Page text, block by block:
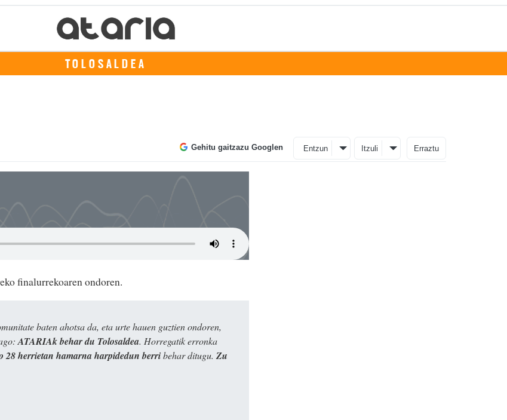
TOLOSALDEA
Gehitu gaitzazu Googlen Entzun Itzuli Erraztu
finalurrekoaren ondoren.
baten ahotsa da, eta urte hauen guztien ondoren,
ATARIAk behar du Tolosaldea. Horregatik erronka
28 herrietan hamarna harpidedun berribehar ditugu. Zu